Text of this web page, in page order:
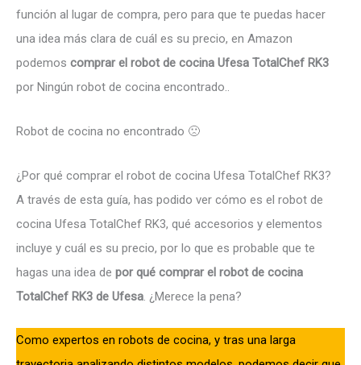
función al lugar de compra, pero para que te puedas hacer
una idea más clara de cuál es su precio, en Amazon
podemos comprar el robot de cocina Ufesa TotalChef RK3
por Ningún robot de cocina encontrado..
Robot de cocina no encontrado 🙁
¿Por qué comprar el robot de cocina Ufesa TotalChef RK3?
A través de esta guía, has podido ver cómo es el robot de
cocina Ufesa TotalChef RK3, qué accesorios y elementos
incluye y cuál es su precio, por lo que es probable que te
hagas una idea de por qué comprar el robot de cocina
TotalChef RK3 de Ufesa . ¿Merece la pena?
Como expertos en robots de cocina, y tras una larga